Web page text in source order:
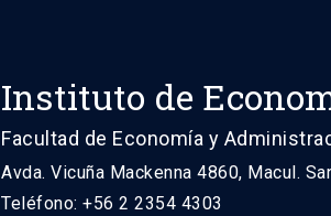
Instituto de
Facultad de Economía y
Avda. Vicuña Mackenna 4860, Macul.
Teléfono: +56 2 2354 4303